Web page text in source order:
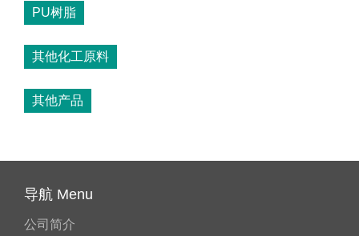
PU树脂
其他化工原料
其他产品
导航 Menu
公司简介